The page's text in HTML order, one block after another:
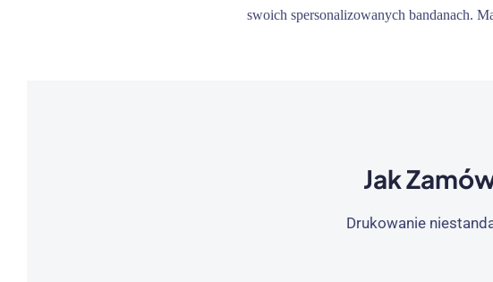
swoich spersonalizowanych bandanach.
Jak
Drukowanie